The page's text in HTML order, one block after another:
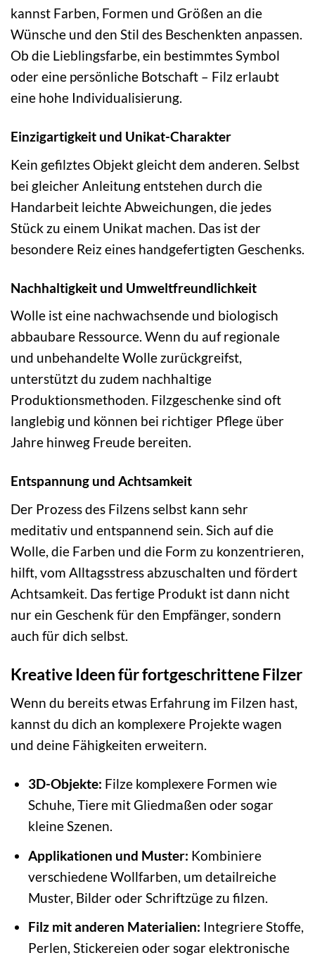
kannst Farben, Formen und Größen an die
Wünsche und den Stil des Beschenkten anpassen.
Ob die Lieblingsfarbe, ein bestimmtes Symbol
oder eine persönliche Botschaft – Filz erlaubt
eine hohe Individualisierung.
Einzigartigkeit und Unikat-Charakter
Kein gefilztes Objekt gleicht dem anderen. Selbst
bei gleicher Anleitung entstehen durch die
Handarbeit leichte Abweichungen, die jedes
Stück zu einem Unikat machen. Das ist der
besondere Reiz eines handgefertigten Geschenks.
Nachhaltigkeit und Umweltfreundlichkeit
Wolle ist eine nachwachsende und biologisch
abbaubare Ressource. Wenn du auf regionale
und unbehandelte Wolle zurückgreifst,
unterstützt du zudem nachhaltige
Produktionsmethoden. Filzgeschenke sind oft
langlebig und können bei richtiger Pflege über
Jahre hinweg Freude bereiten.
Entspannung und Achtsamkeit
Der Prozess des Filzens selbst kann sehr
meditativ und entspannend sein. Sich auf die
Wolle, die Farben und die Form zu konzentrieren,
hilft, vom Alltagsstress abzuschalten und fördert
Achtsamkeit. Das fertige Produkt ist dann nicht
nur ein Geschenk für den Empfänger, sondern
auch für dich selbst.
Kreative Ideen für fortgeschrittene Filzer
Wenn du bereits etwas Erfahrung im Filzen hast,
kannst du dich an komplexere Projekte wagen
und deine Fähigkeiten erweitern.
3D-Objekte: Filze komplexere Formen wie
Schuhe, Tiere mit Gliedmaßen oder sogar
kleine Szenen.
Applikationen und Muster: Kombiniere
verschiedene Wollfarben, um detailreiche
Muster, Bilder oder Schriftzüge zu filzen.
Filz mit anderen Materialien: Integriere Stoffe,
Perlen, Stickereien oder sogar elektronische